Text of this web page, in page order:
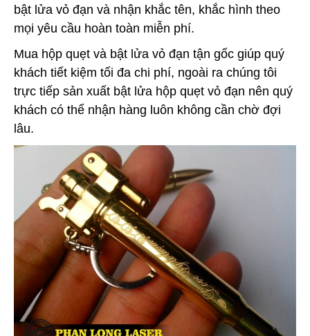
bật lửa vỏ đạn và nhận khắc tên, khắc hình theo
mọi yêu cầu hoàn toàn miễn phí.
Mua hộp quẹt và bật lửa vỏ đạn tận gốc giúp quý
khách tiết kiệm tối đa chi phí, ngoài ra chúng tôi
trực tiếp sản xuất bật lửa hộp quẹt vỏ đạn nên quý
khách có thể nhận hàng luôn không cần chờ đợi
lâu.